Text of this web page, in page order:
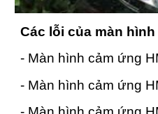
Các lỗi của màn hình
- Màn hình cảm ứng
- Màn hình cảm ứng